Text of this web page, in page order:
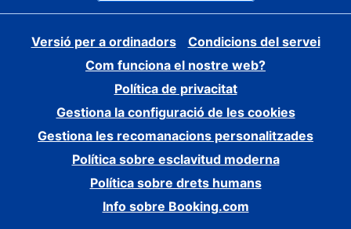
Versió per a ordinadors
Condicions del servei
Com funciona el nostre web?
Política de privacitat
Gestiona la configuració de les cookies
Gestiona les recomanacions personalitzades
Política sobre esclavitud moderna
Política sobre drets humans
Info sobre Booking.com